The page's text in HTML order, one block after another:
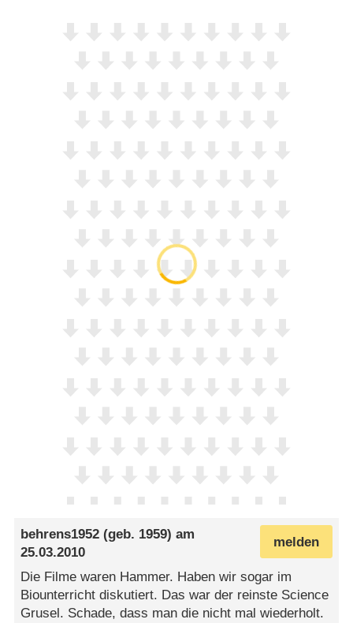
melden
behrens1952 (geb. 1959) am
25.03.2010
Die Filme waren Hammer. Haben wir sogar im
Biounterricht diskutiert. Das war der reinste Science
Grusel. Schade, dass man die nicht mal wiederholt.